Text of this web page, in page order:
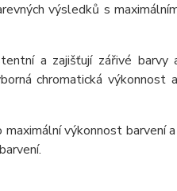
výsledků s
a zajišťují zářivé
chromatická výkonnost
výkonnost barvení